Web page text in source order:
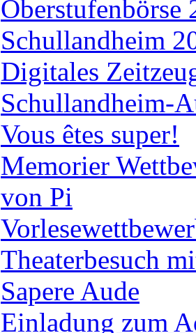
Oberstufenbörse
Schullandheim
Digitales
Schullandheim-
Vous êtes super!
Memorier
von Pi
Theaterbesuch
Sapere Aude
Einladung zum